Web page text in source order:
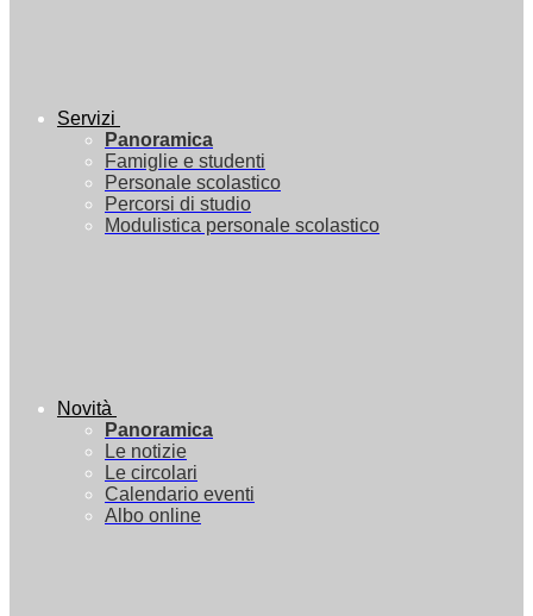
Servizi
Panoramica
Famiglie e studenti
Personale scolastico
Percorsi di studio
Modulistica personale scolastico
Novità
Panoramica
Le notizie
Le circolari
Calendario eventi
Albo online